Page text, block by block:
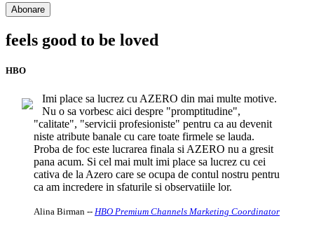
feels good to be loved
HBO
Imi place sa lucrez cu AZERO din mai multe motive.
Nu o sa vorbesc aici despre "promptitudine",
"calitate", "servicii profesioniste" pentru ca au devenit
niste atribute banale cu care toate firmele se lauda.
Proba de foc este lucrarea finala si AZERO nu a gresit
pana acum. Si cel mai mult imi place sa lucrez cu cei
cativa de la Azero care se ocupa de contul nostru pentru
ca am incredere in sfaturile si observatiile lor.
Alina Birman -- HBO Premium Channels Marketing Coordinator